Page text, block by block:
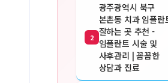
2
광주광역시 북구
본촌동 치과 임플란
잘하는 곳 추천 -
임플란트 시술 및
사후관리 | 꼼꼼한
상담과 진료